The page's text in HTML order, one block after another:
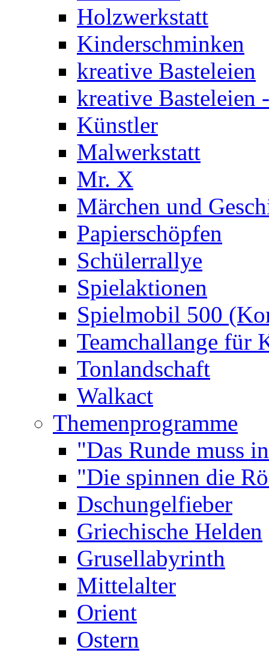
Holzwerkstatt
Kinderschminken
kreative Basteleien
kreative Basteleien
Künstler
Malwerkstatt
Mr. X
Märchen und
Papierschöpfen
Schülerrallye
Spielaktionen
Spielmobil 500
Teamchallange für
Tonlandschaft
Walkact
Themenprogramme
"Das Runde muss
"Die spinnen die
Dschungelfieber
Griechische Helden
Grusellabyrinth
Mittelalter
Orient
Ostern